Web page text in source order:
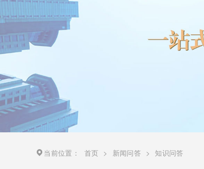
当前位置： 首页 > 新闻问答 > 知识问答